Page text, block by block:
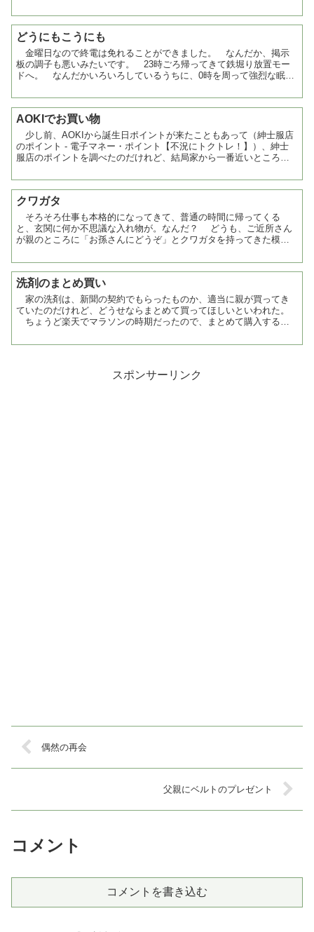
どうにもこうにも
金曜日なので終電は免れることができました。 なんだか、掲示
板の調子も悪いみたいです。 23時ごろ帰ってきて鉄堀り放置モー
ドへ。 なんだかいろいろしているうちに、0時を周って強烈な眠気
AOKIでお買い物
少し前、AOKIから誕生日ポイントが来たこともあって（紳士服店
のポイント - 電子マネー・ポイント【不況にトクトレ！】）、紳士
服店のポイントを調べたのだけれど、結局家から一番近いところで
クワガタ
そろそろ仕事も本格的になってきて、普通の時間に帰ってくる
と、玄関に何か不思議な入れ物が。なんだ？ どうも、ご近所さん
が親のところに「お孫さんにどうぞ」とクワガタを持ってきた模
さ...
洗剤のまとめ買い
家の洗剤は、新聞の契約でもらったものか、適当に親が買ってき
ていたのだけれど、どうせならまとめて買ってほしいといわれた。
ちょうど楽天でマラソンの時期だったので、まとめて購入するこ
スポンサーリンク
偶然の再会
父親にベルトのプレゼント
コメント
コメントを書き込む